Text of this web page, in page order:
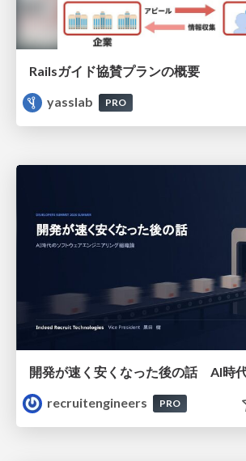
Railsガイド協賛プランの概要
yasslab
PRO
recruitengineers
PRO